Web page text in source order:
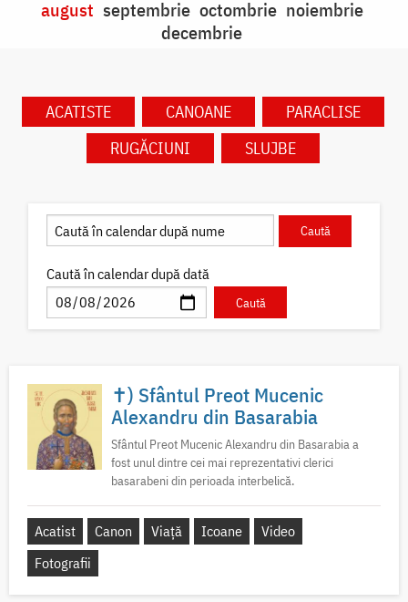
august septembrie octombrie noiembrie
decembrie
ACATISTE CANOANE
PARACLISE
RUGĂCIUNI
SLUJBE
Caută în calendar după dată
✝) Sfântul Preot Mucenic
Alexandru din Basarabia
Sfântul Preot Mucenic Alexandru din Basarabia a
fost unul dintre cei mai reprezentativi clerici
basarabeni din perioada interbelică.
Acatist Canon Viață Icoane
Video
Fotografii